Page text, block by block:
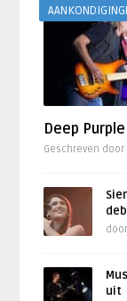
Deep
Geschreven door
door
uit